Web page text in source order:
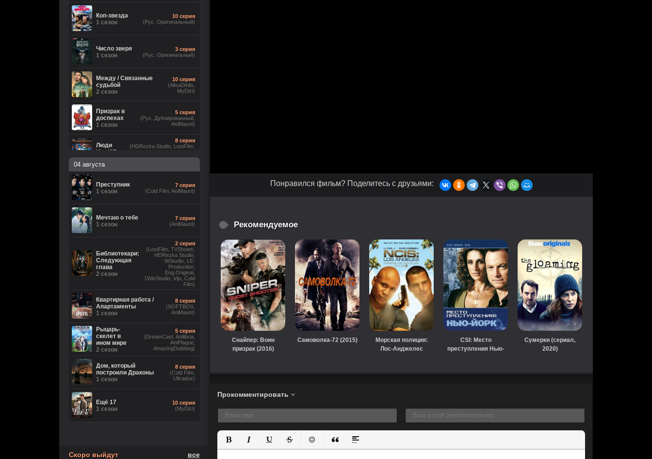
Понравился фильм? Поделитесь с друзьями:
Рекомендуемое
Снайпер: Воин
призрак (2016)
Самоволка-72 (2015)
Морская полиция:
Лос-Анджелес
CSI: Место
преступления Нью-
Сумерки (сериал,
2020)
Прокомментировать
Полужирный
КурсивПодчеркнутый
ЗачеркнутыйВставить смайлик
Вставка цитаты
Вставка спойлера
Коп-звезда
1 сезон
10 серия
(Рус. Оригинальный)
Число зверя
1 сезон
3 серия
(Рус. Оригинальный)
Между / Связанные
судьбой
2 сезон
10 серия
(AlisaDirilis,
MyDizi)
Призрак в
доспехах
1 сезон
5 серия
(Рус. Дублированный,
AniMaunt)
Люди
Икс ’97
2 сезон
8 серия
(HDRezka Studio, LostFilm,
Eng.Original, JASKIER, Рус.
Лаки
1 сезон
HDrezka Studio (18+),
TVShows, Red Head Sound,
Анатомия
чувств
1 сезон
16 серия
(Рус.
Оригинальный)
Звёздные войны: Видения.
Девятый джедай
1 сезон
8
серия
(Cold
Film)
6 серия
(Рус. Оригинальный, Рус.
Великолепная
8 сезон
26 серия
Игра
лжецов
18 серия
(Anilibria, Japan Original,
История его
28 серия
Настоящий
5 серия
04 августа
Преступник
1 сезон
7 серия
(Cold Film, AniMaunt)
Мечтаю о тебе
1 сезон
7 серия
(AniMaunt)
Библиотекари:
Следующая
глава
2 сезон
2 серия
(LostFilm, TVShows,
HDRezka Studio,
WStudio, LE-
Production,
Eng.Original,
1WinStudio, Viju, Cold
Film)
Квартирная работа /
Апартаменты
1 сезон
8 серия
(SOFTBOX,
AniMaunt)
Рыцарь-
скелет в
ином мире
2 сезон
5 серия
(DreamCast, Anilibria,
AniPlague,
AmazingDubbing)
Дом, который
построили Драконы
1 сезон
8 серия
(Cold Film,
Ultradox)
Ещё 17
1 сезон
10 серия
(MyDizi)
Скоро выйдут все